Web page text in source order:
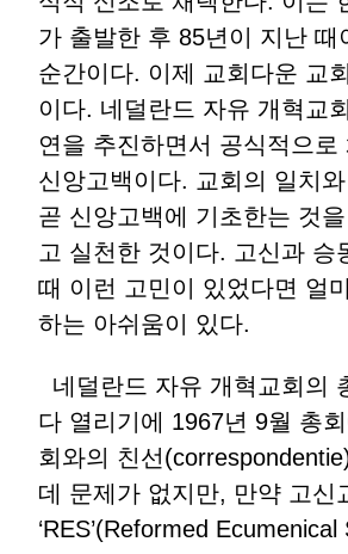
가 출발한 후 85년이 지난 때
순간이다. 이제 교회다운 교
이다. 네덜란드 자유 개혁교
연을 추진하면서 공식적으로
신앙고백이다. 교회의 일치
곧 신앙고백에 기초한는 것
고 실천한 것이다. 고신과 승
때 이런 고민이 있었다면 얼
하는 아쉬움이 있다.
네덜란드 자유 개혁교회의
다 열리기에 1967년 9월 총
회와의 친선
데 문제가 없지만, 만약 고신
‘RES’(Reformed